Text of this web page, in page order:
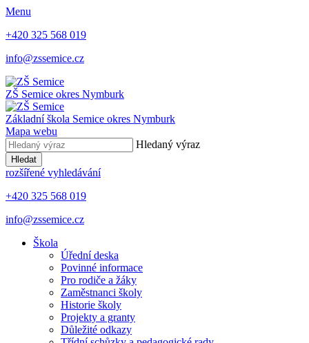
Menu
+420 325 568 019
info@zssemice.cz
ZŠ Semice okres Nymburk
Základní škola Semice okres Nymburk
Mapa webu
Hledaný výraz
Hledat
rozšířené vyhledávání
+420 325 568 019
info@zssemice.cz
Škola
Úřední deska
Povinné informace
Pro rodiče a žáky
Zaměstnanci školy
Historie školy
Projekty a granty
Důležité odkazy